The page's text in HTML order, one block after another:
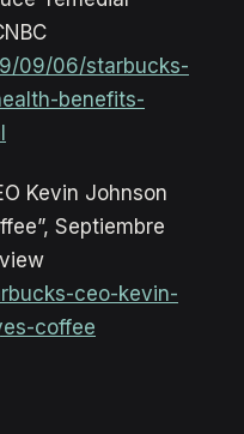
09/06/starbucks-
benefits-
Kevin Johnson
Septiembre
ceo-kevin-
coffee